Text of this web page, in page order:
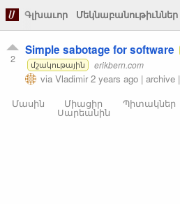
Գլխաւոր Մեկնաբանութիւններ
2
Simple sabotage for software
մշակութային
erikbern.com
via Vladimir 2 years ago | archive |
Մասին
Միացիր
Սարեանին
Պիտակներ